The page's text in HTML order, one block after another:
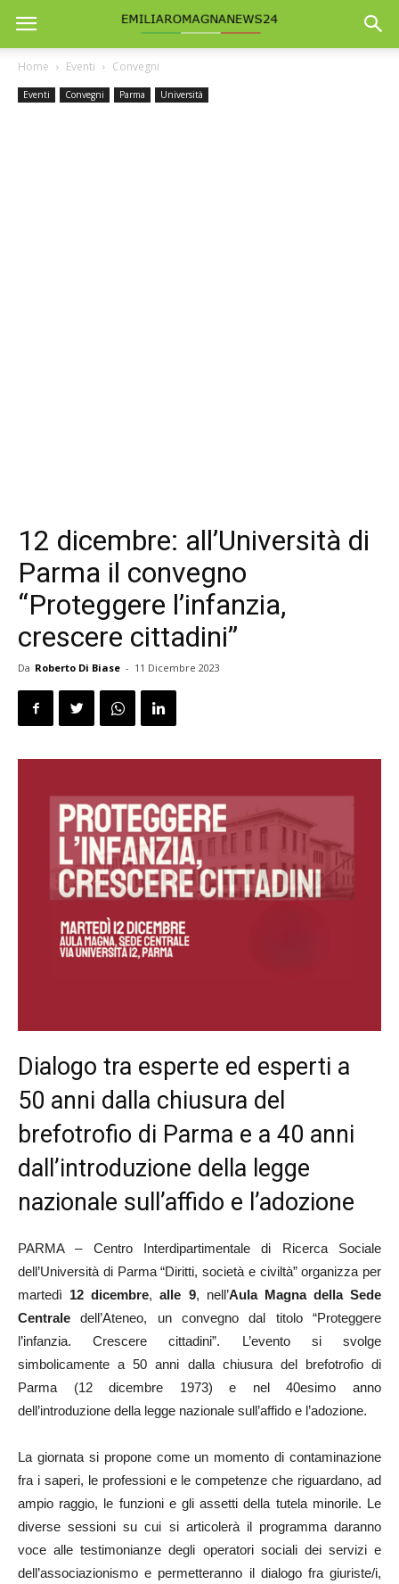
Home Eventi Convegni
Eventi Convegni Parma Università
12 dicembre: all’Università di
Parma il convegno
“Proteggere l’infanzia,
crescere cittadini”
Da Roberto Di Biase - 11 Dicembre 2023
Dialogo tra esperte ed esperti a
50 anni dalla chiusura del
brefotrofio di Parma e a 40 anni
dall’introduzione della legge
nazionale sull’affido e l’adozione
PARMA – Centro Interdipartimentale di Ricerca Sociale
dell’Università di Parma “Diritti, società e civiltà” organizza per
martedì 12 dicembre,alle 9, nell’Aula Magna della Sede
Centraledell’Ateneo, un convegno dal titolo “Proteggere
l’infanzia. Crescere cittadini”. L’evento si svolge
simbolicamente a 50 anni dalla chiusura del brefotrofio di
Parma (12 dicembre 1973) e nel 40esimo anno
dell’introduzione della legge nazionale sull’affido e l’adozione.
La giornata si propone come un momento di contaminazione
fra i saperi, le professioni e le competenze che riguardano, ad
ampio raggio, le funzioni e gli assetti della tutela minorile. Le
diverse sessioni su cui si articolerà il programma daranno
voce alle testimonianze degli operatori sociali dei servizi e
dell’associazionismo e permetteranno il dialogo fra giuriste/i,